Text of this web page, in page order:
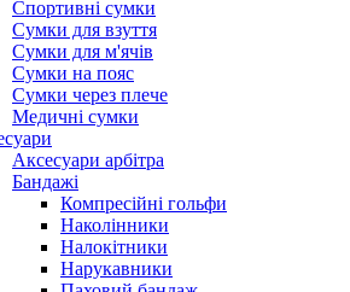
Спортивні сумки
Сумки для взуття
Сумки для м'ячів
Сумки на пояс
Сумки через плече
Медичні сумки
Аксесуари арбітра
Бандажі
Компресійні гольфи
Наколінники
Налокітники
Нарукавники